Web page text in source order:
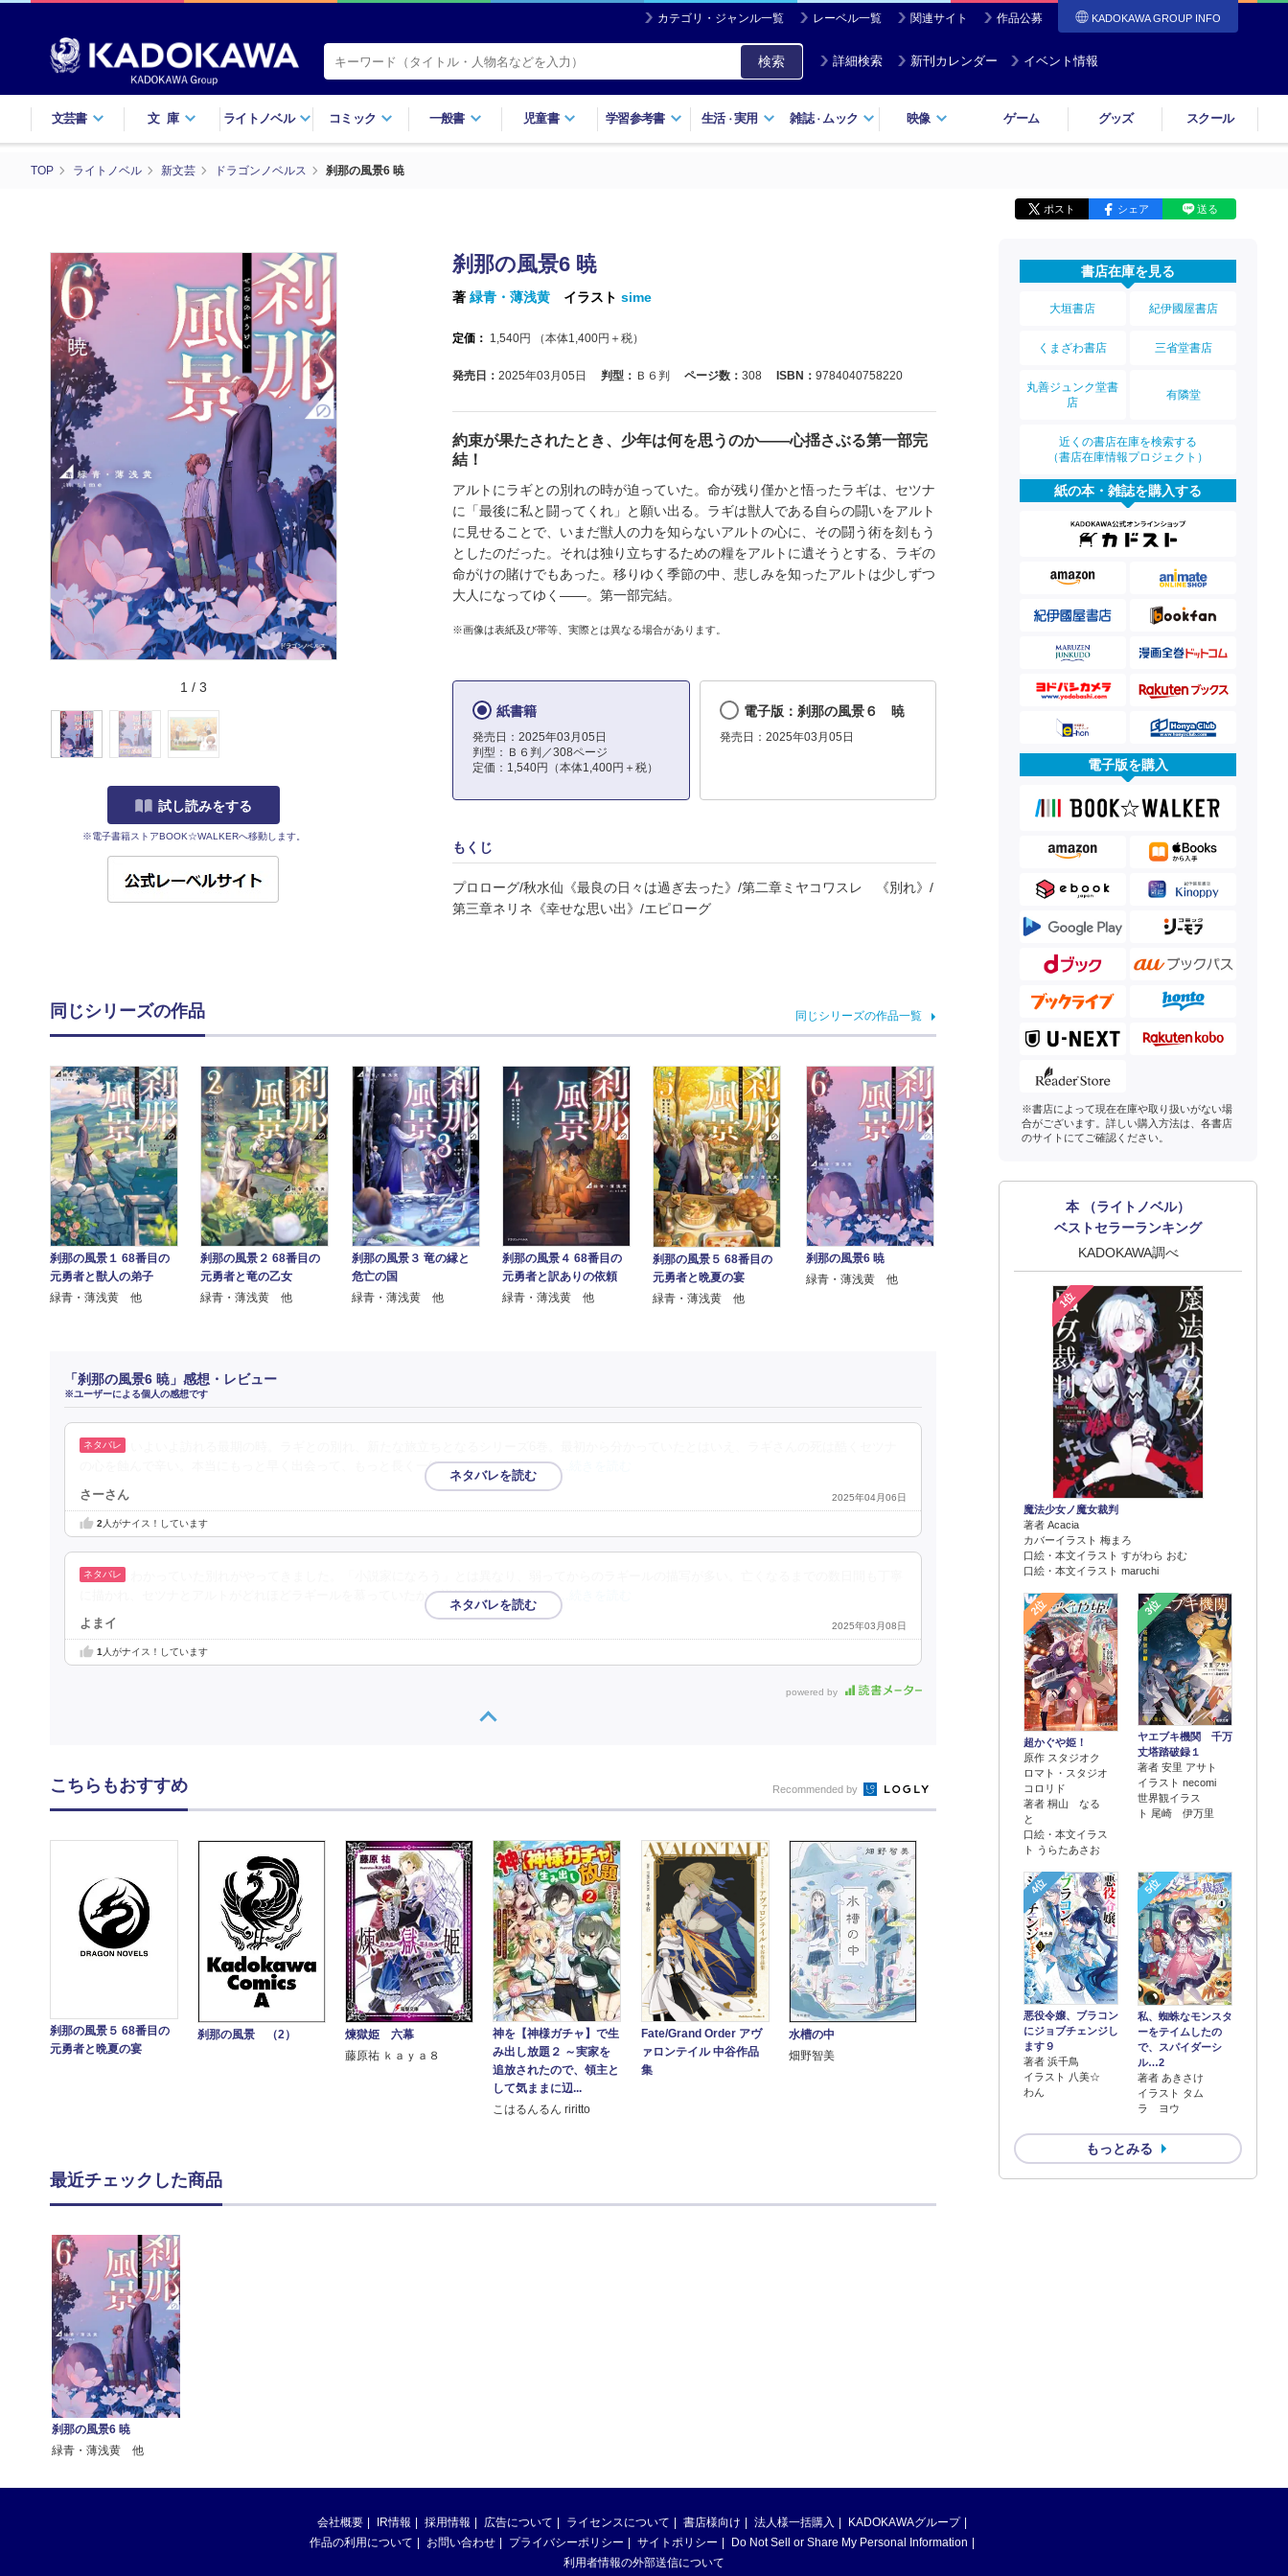
カテゴリ・ジャンル一覧 レーベル一覧 関連サイト 作品公募 KADOKAWA GROUP INFO
検索 詳細検索 新刊カレンダー イベント情報
文芸書 文庫 ライトノベル コミック 一般書 児童書 学習参考書 生活・実用 雑誌・ ムック 映像 ゲーム グッズ スクール
TOP ライトノベル 新文芸 ドラゴンノベルス 刹那の風景6 暁
ポスト シェア 送る
1 / 3
試し読みをする
※電子書籍ストアBOOK☆WALKERへ移動します。
刹那の風景6 暁
著 緑青・薄浅黄 イラスト sime
定価： 1,540円 （本体1,400円＋税）
発売日： 2025年03月05日 判型： Ｂ６判 ページ数： 308 ISBN： 9784040758220
約束が果たされたとき、少年は何を思うのか――心揺さぶる第一部完
結！
アルトにラギとの別れの時が迫っていた。命が残り僅かと悟ったラギは、セツナ
に「最後に私と闘ってくれ」と願い出る。ラギは獣人である自らの闘いをアルト
に見せることで、いまだ獣人の力を知らないアルトの心に、その闘う術を刻もう
としたのだった。それは独り立ちするための糧をアルトに遺そうとする、ラギの
命がけの賭けでもあった。移りゆく季節の中、悲しみを知ったアルトは少しずつ
大人になってゆく――。第一部完結。
※画像は表紙及び帯等、実際とは異なる場合があります。
紙書籍
発売日：2025年03月05日
判型：Ｂ６判／308ページ
定価：1,540円（本体1,400円＋税）
電子版：刹那の風景６ 暁
発売日：2025年03月05日
もくじ
プロローグ/秋水仙《最良の日々は過ぎ去った》/第二章ミヤコワスレ 《別れ》/
第三章ネリネ《幸せな思い出》/エピローグ
同じシリーズの作品 同じシリーズの作品一覧
刹那の風景１ 68番目の
元勇者と獣人の弟子
緑青・薄浅黄 他
刹那の風景２ 68番目の
元勇者と竜の乙女
緑青・薄浅黄 他
刹那の風景３ 竜の縁と
危亡の国
緑青・薄浅黄 他
刹那の風景４ 68番目の
元勇者と訳ありの依頼
緑青・薄浅黄 他
刹那の風景５ 68番目の
元勇者と晩夏の宴
緑青・薄浅黄 他
刹那の風景6 暁
緑青・薄浅黄 他
「刹那の風景6 暁」感想・レビュー
※ユーザーによる個人の感想です
の心を蝕んで辛い。本当にもっと早く出会って、もっと長く一緒にいたかったよね。 …続きを読む
さーさん 2025年04月06日
2 人がナイス！しています
に描かれ、セツナとアルトがどれほどラギールを慕っていたか、詳細な描写がされて …続きを読む
よまイ 2025年03月08日
1人がナイス！しています
powered by
書店在庫を見る
大垣書店 紀伊國屋書店
くまざわ書店 三省堂書店
丸善ジュンク堂書
店
有隣堂
近くの書店在庫を検索する
（書店在庫情報プロジェクト）
紙の本・雑誌を購入する
電子版を購入
※書店によって現在在庫や取り扱いがない場
合がございます。詳しい購入方法は、各書店
のサイトにてご確認ください。
本 （ライトノベル）
ベストセラーランキング
KADOKAWA調べ
1位
魔法少女ノ魔女裁判
著者 Acacia
カバーイラスト 梅まろ
口絵・本文イラスト すがわら おむ
口絵・本文イラスト maruchi
2位
超かぐや姫！
原作 スタジオク
ロマト・スタジオ
コロリド
著者 桐山 なる
と
口絵・本文イラス
ト うらたあさお
3位
ヤエブキ機関 千万
丈塔踏破録１
著者 安里 アサト
イラスト necomi
世界観イラス
ト 尾崎 伊万里
4位
悪役令嬢、ブラコン
にジョブチェンジし
ます９
著者 浜千鳥
イラスト 八美☆
わん
5位
私、蜘蛛なモンスタ
ーをテイムしたの
で、スパイダーシ
ル…2
著者 あきさけ
イラスト タム
ラ ヨウ
もっとみる
こちらもおすすめ Recommended by
刹那の風景５ 68番目の
元勇者と晩夏の宴
刹那の風景 （2）
煉獄姫 六幕
藤原祐 ｋａｙａ８
神を【神様ガチャ】で生
み出し放題２ ～実家を
追放されたので、領主と
して気ままに辺...
こはるんるん riritto
Fate/Grand Order アヴ
ァロンテイル 中谷作品
集
水槽の中
畑野智美
最近チェックした商品
刹那の風景6 暁
緑青・薄浅黄 他
会社概要 IR情報 採用情報 広告について ライセンスについて 書店様向け 法人様一括購入
KADOKAWAグループ
作品の利用について
お問い合わせ プライバシーポリシー サイトポリシー
Do Not Sell or Share My Personal Information
利用者情報の外部送信について